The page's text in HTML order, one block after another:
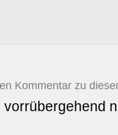
Kommentar zu
vorrübergehend